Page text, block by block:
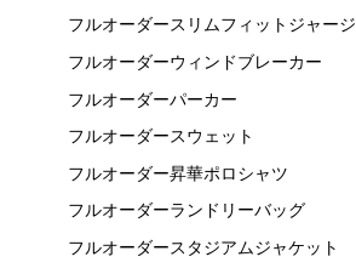
フルオーダースリムフィットジャージ
フルオーダーウィンドブレーカー
フルオーダーパーカー
フルオーダースウェット
フルオーダー昇華ポロシャツ
フルオーダーランドリーバッグ
フルオーダースタジアムジャケット